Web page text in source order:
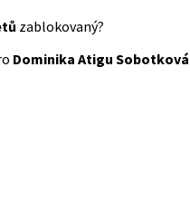
zablokovaný?
Dominika Atigu Sobotková